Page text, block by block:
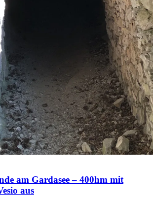
am Gardasee – 400hm mit
aus